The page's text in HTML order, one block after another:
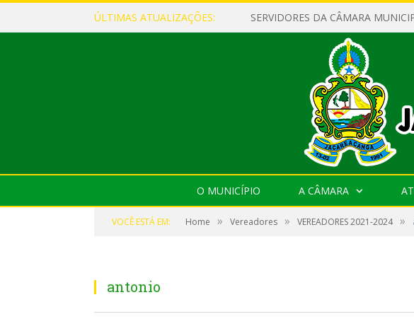
ÚLTIMAS ATUALIZAÇÕES:
O MUNICÍPIO A CÂMARA
VOCÊ ESTÁ EM: Home » Vereadores » VEREADORES 2021-2024 »
antonio